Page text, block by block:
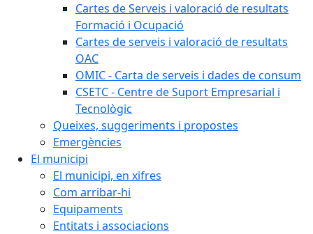
Cartes de Serveis i valoració de resultats
Formació i Ocupació
Cartes de serveis i valoració de resultats
OAC
OMIC - Carta de serveis i dades de consum
CSETC - Centre de Suport Empresarial i
Tecnològic
Queixes, suggeriments i propostes
Emergències
El municipi
El municipi, en xifres
Com arribar-hi
Equipaments
Entitats i associacions